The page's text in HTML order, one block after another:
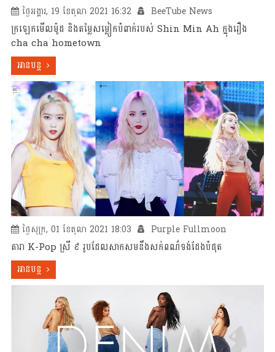
ថ្ងៃអង្គារ, 19 ខែតុលា 2021 16:32 BeeTube News
ក្រឡេកមើលម៉ូដ និងតម្លៃសម្លៀកបំពាក់របស់ Shin Min Ah ក្នុងរឿង
cha cha hometown
អានបន្ត
ថ្ងៃសុក្រ, 01 ខែតុលា 2021 18:03 Purple Fullmoon
តារា K-Pop ស្រី ៩ រូបដែលសាកសមនឹងសក់ពណ៌ទង់ដែងបំផុត
អានបន្ត